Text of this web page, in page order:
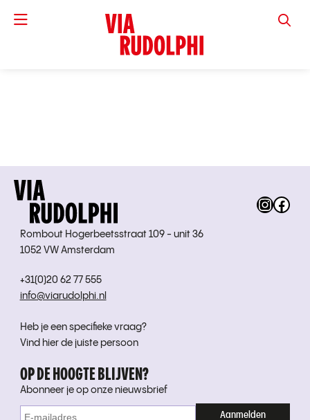
VIA
Rombout Hogerbeetsstraat 109 - unit 36
1052 VW Amsterdam
+31(0)20 62 77 555
info@viarudolphi.nl
Heb je een specifieke vraag?
Vind hier de juiste persoon
OP DE HOOGTE BLIJVEN?
Abonneer je op onze nieuwsbrief